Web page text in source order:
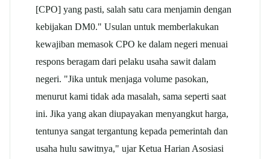
[CPO] yang pasti, salah satu cara menjamin dengan
kebijakan DM0." Usulan untuk memberlakukan
kewajiban memasok CPO ke dalam negeri menuai
respons beragam dari pelaku usaha sawit dalam
negeri. "Jika untuk menjaga volume pasokan,
menurut kami tidak ada masalah, sama seperti saat
ini. Jika yang akan diupayakan menyangkut harga,
tentunya sangat tergantung kepada pemerintah dan
usaha hulu sawitnya," ujar Ketua Harian Asosiasi